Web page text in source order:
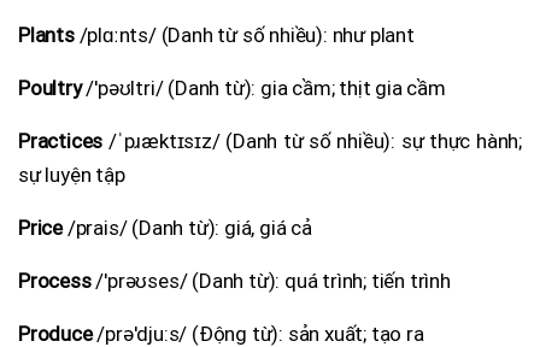
Plants/plɑːnts/ (Danh từ số nhiều): như plant
Poultry/'pəʊltri/ (Danh từ): gia cầm; thịt gia cầm
Practices /ˈpɹæktɪsɪz/ (Danh từ số nhiều): sự thực hành;
sự luyện tập
Price/prais/ (Danh từ): giá, giá cả
Process/'prəʊses/ (Danh từ): quá trình; tiến trình
Produce/prə'dju:s/ (Động từ): sản xuất; tạo ra